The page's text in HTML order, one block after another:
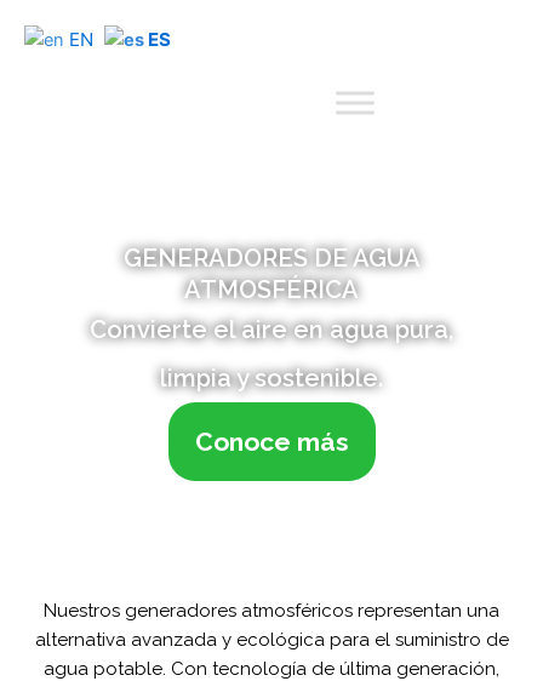
EN ES
GENERADORES DE AGUA
ATMOSFÉRICA
Convierte el aire en agua pura,
limpia y sostenible.
Conoce más
Nuestros generadores atmosféricos representan una
alternativa avanzada y ecológica para el suministro de
agua potable. Con tecnología de última generación,